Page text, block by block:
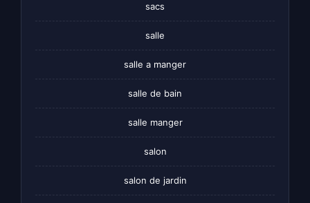
sacs
salle
salle a manger
salle de bain
salle manger
salon
salon de jardin